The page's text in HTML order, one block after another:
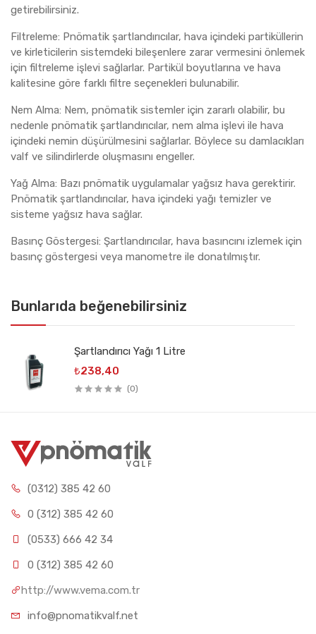
Bunlarıda beğenebilirsiniz
Şartlandırıcı Yağı 1 Litre
₺238,40
(0)
getirebilirsiniz.
Filtreleme: Pnömatik şartlandırıcılar, hava içindeki partiküllerin
ve kirleticilerin sistemdeki bileşenlere zarar vermesini önlemek
için filtreleme işlevi sağlarlar. Partikül boyutlarına ve hava
kalitesine göre farklı filtre seçenekleri bulunabilir.
Nem Alma: Nem, pnömatik sistemler için zararlı olabilir, bu
nedenle pnömatik şartlandırıcılar, nem alma işlevi ile hava
içindeki nemin düşürülmesini sağlarlar. Böylece su damlacıkları
valf ve silindirlerde oluşmasını engeller.
Yağ Alma: Bazı pnömatik uygulamalar yağsız hava gerektirir.
Pnömatik şartlandırıcılar, hava içindeki yağı temizler ve
sisteme yağsız hava sağlar.
Basınç Göstergesi: Şartlandırıcılar, hava basıncını izlemek için
basınç göstergesi veya manometre ile donatılmıştır.
(0312) 385 42 60
0 (312) 385 42 60
(0533) 666 42 34
0 (312) 385 42 60
http://www.vema.com.tr
info@pnomatikvalf.net